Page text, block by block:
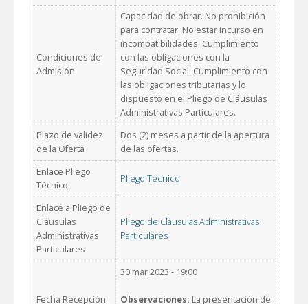
Condiciones de
Admisión
Capacidad de obrar. No prohibición
para contratar. No estar incurso en
incompatibilidades. Cumplimiento
con las obligaciones con la
Seguridad Social. Cumplimiento con
las obligaciones tributarias y lo
dispuesto en el Pliego de Cláusulas
Administrativas Particulares.
Plazo de validez
de la Oferta
Dos (2) meses a partir de la apertura
de las ofertas.
Enlace Pliego
Técnico
Pliego Técnico
Enlace a Pliego de
Cláusulas
Administrativas
Particulares
Pliego de Cláusulas Administrativas
Particulares
Fecha Recepción
30 mar 2023 - 19:00
Observaciones: La presentación de